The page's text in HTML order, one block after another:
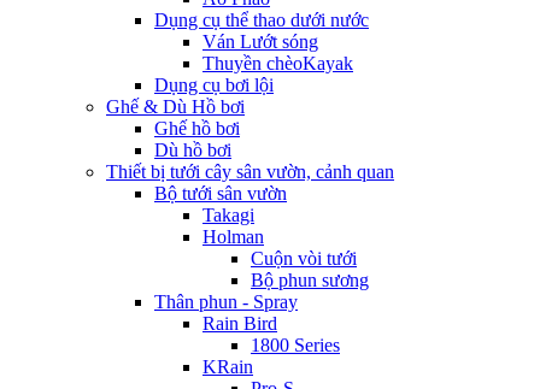
Dụng cụ thể thao dưới nước
Ván Lướt sóng
Thuyền chèoKayak
Dụng cụ bơi lội
Ghế & Dù Hồ bơi
Ghế hồ bơi
Dù hồ bơi
Thiết bị tưới cây sân vườn, cảnh quan
Bộ tưới sân vườn
Takagi
Holman
Cuộn vòi tưới
Bộ phun sương
Thân phun - Spray
Rain Bird
1800 Series
KRain